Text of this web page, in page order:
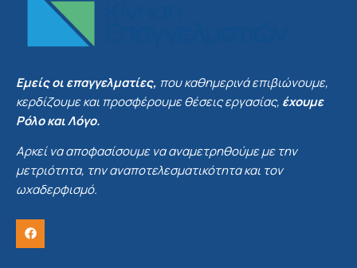
Εμείς οι επαγγελματίες, που καθημερινά επιβιώνουμε,
κερδίζουμε και προσφέρουμε θέσεις εργασίας, έχουμε
Ρόλο και Λόγο.
Αρκεί να αποφασίσουμε να αναμετρηθούμε με την
μετριότητα, την αναποτελεσματικότητα και τον
ωχαδερφισμό.